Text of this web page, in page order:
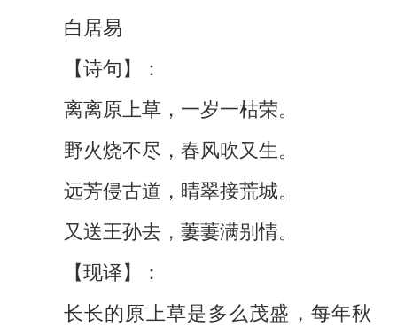
白居易
【诗句】：
离离原上草，一岁一枯荣。
野火烧不尽，春风吹又生。
远芳侵古道，晴翠接荒城。
又送王孙去，萋萋满别情。
【现译】：
长长的原上草是多么茂盛，每年秋